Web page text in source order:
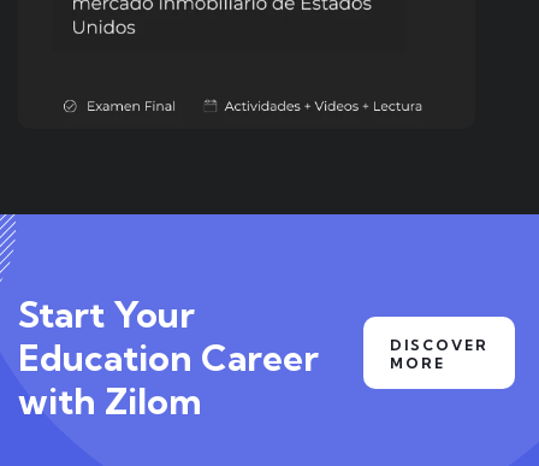
EMPRENDEDORES OFICIOS
Real Estate
Start Your
Education Career
with Zilom
DISCOVER
MORE